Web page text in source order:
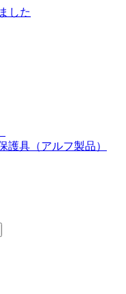
護具（アルフ製品）